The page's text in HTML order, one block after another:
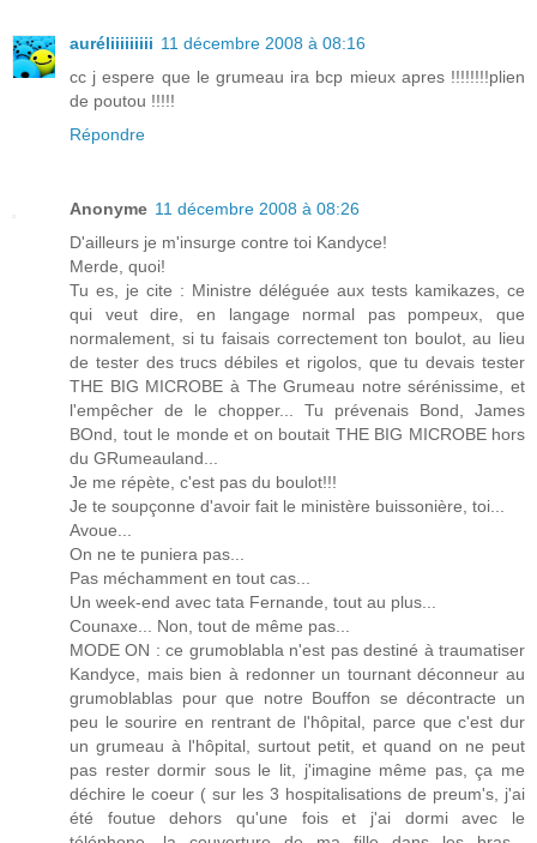
auréliiiiiiiii 11 décembre 2008 à 08:16
cc j espere que le grumeau ira bcp mieux apres !!!!!!!!plien
de poutou !!!!!
Répondre
Anonyme 11 décembre 2008 à 08:26
D'ailleurs je m'insurge contre toi Kandyce!
Merde, quoi!
Tu es, je cite : Ministre déléguée aux tests kamikazes, ce
qui veut dire, en langage normal pas pompeux, que
normalement, si tu faisais correctement ton boulot, au lieu
de tester des trucs débiles et rigolos, que tu devais tester
THE BIG MICROBE à The Grumeau notre sérénissime, et
l'empêcher de le chopper... Tu prévenais Bond, James
BOnd, tout le monde et on boutait THE BIG MICROBE hors
du GRumeauland...
Je me répète, c'est pas du boulot!!!
Je te soupçonne d'avoir fait le ministère buissonière, toi...
Avoue...
On ne te puniera pas...
Pas méchamment en tout cas...
Un week-end avec tata Fernande, tout au plus...
Counaxe... Non, tout de même pas...
MODE ON : ce grumoblabla n'est pas destiné à traumatiser
Kandyce, mais bien à redonner un tournant déconneur au
grumoblablas pour que notre Bouffon se décontracte un
peu le sourire en rentrant de l'hôpital, parce que c'est dur
un grumeau à l'hôpital, surtout petit, et quand on ne peut
pas rester dormir sous le lit, j'imagine même pas, ça me
déchire le coeur ( sur les 3 hospitalisations de preum's, j'ai
été foutue dehors qu'une fois et j'ai dormi avec le